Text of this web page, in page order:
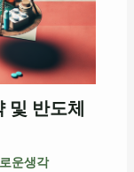
및 반도체
운생각